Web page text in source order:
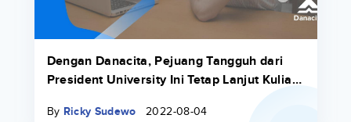
Dengan Danacita, Pejuang Tangguh dari
President University Ini Tetap Lanjut Kuliah
By Ricky Sudewo 2022-08-04